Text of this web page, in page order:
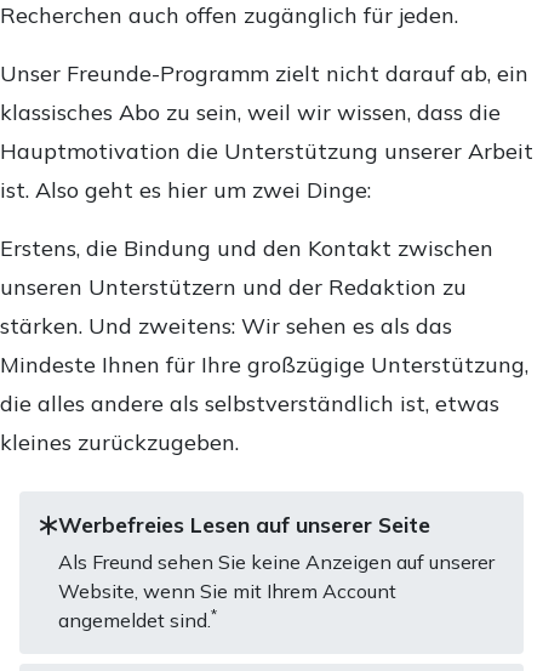
Recherchen auch offen zugänglich für jeden.
Unser Freunde-Programm zielt nicht darauf ab, ein
klassisches Abo zu sein, weil wir wissen, dass die
Hauptmotivation die Unterstützung unserer Arbeit
ist. Also geht es hier um zwei Dinge:
Erstens, die Bindung und den Kontakt zwischen
unseren Unterstützern und der Redaktion zu
stärken. Und zweitens: Wir sehen es als das
Mindeste Ihnen für Ihre großzügige Unterstützung,
die alles andere als selbstverständlich ist, etwas
kleines zurückzugeben.
Werbefreies Lesen auf unserer Seite
Als Freund sehen Sie keine Anzeigen auf unserer
Website, wenn Sie mit Ihrem Account
angemeldet sind.*